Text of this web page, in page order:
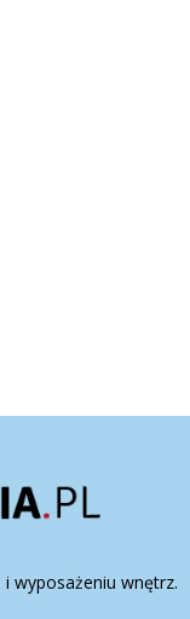
wyposażeniu wnętrz.